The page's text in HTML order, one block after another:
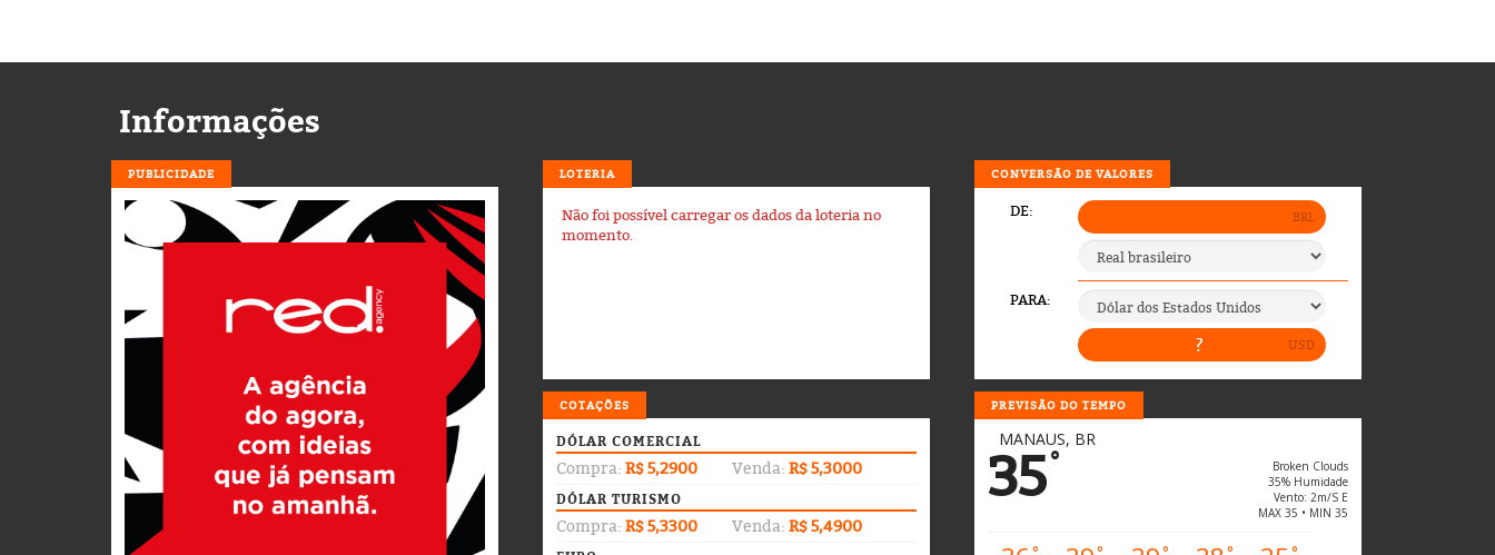
Informações
PUBLICIDADE LOTERIA
Não foi possível carregar os dados da loteria no
momento.
COTAÇÕES
DÓLAR COMERCIAL
Compra: R$ 5,2900 Venda: R$ 5,3000
DÓLAR TURISMO
Compra: R$ 5,3300 Venda: R$ 5,4900
CONVERSÃO DE VALORES
PREVISÃO DO TEMPO
MANAUS, BR
35°
Broken Clouds
35% Humidade
Vento: 2m/s E
MAX 35 • MIN 35